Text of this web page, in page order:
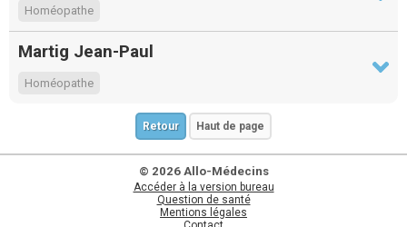
Homéopathe
Martig Jean-Paul
Homéopathe
Retour Haut de page
© 2026 Allo-Médecins
Accéder à la version bureau
Question de santé
Mentions légales